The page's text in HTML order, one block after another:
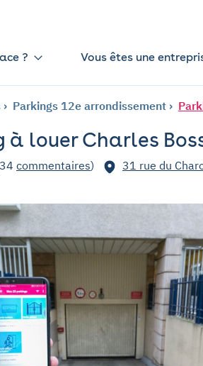
? Vous êtes une
Parkings 12e arrondissement
à louer Charles
commentaires) 31 rue du